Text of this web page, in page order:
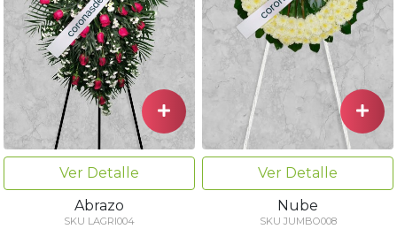
Ver Detalle
Abrazo
SKU LAGRI004
Ver Detalle
Nube
SKU JUMBO008